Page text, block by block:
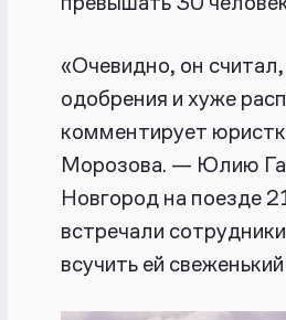
«Очевидно, он
одобрения и хуже
комментирует
Морозова. — Юлию
Новгород на поезде
встречали
всучить ей